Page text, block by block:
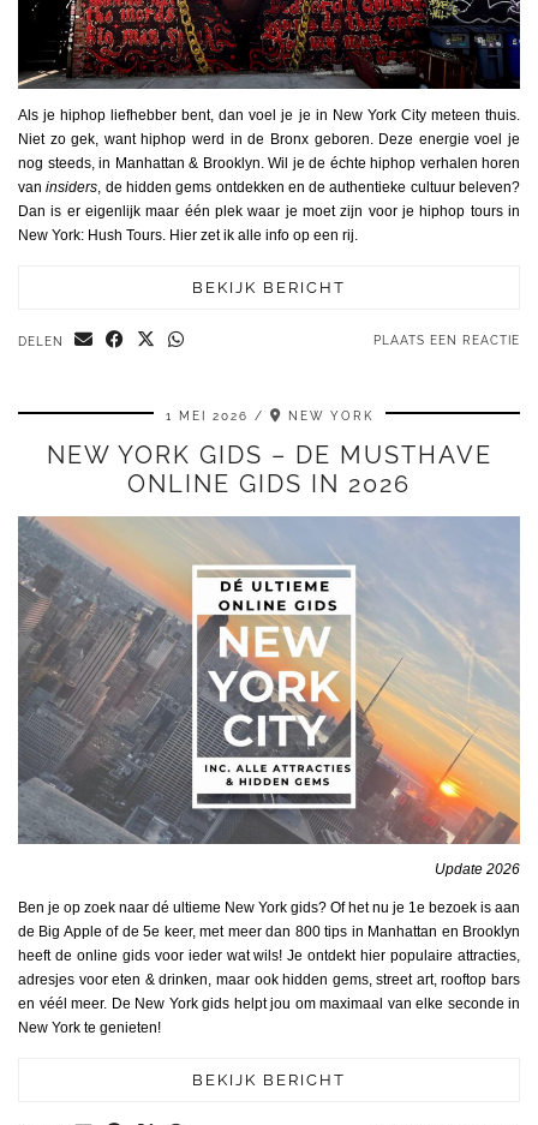
Als je hiphop liefhebber bent, dan voel je je in New York City meteen thuis.
Niet zo gek, want hiphop werd in de Bronx geboren. Deze energie voel je
nog steeds, in Manhattan & Brooklyn. Wil je de échte hiphop verhalen horen
vaninsiders , de hidden gems ontdekken en de authentieke cultuur beleven?
Dan is er eigenlijk maar één plek waar je moet zijn voor je hiphop tours in
New York: Hush Tours. Hier zet ik alle info op een rij.
BEKIJK BERICHT
DELEN PLAATS EEN REACTIE
1 MEI 2026 NEW YORK
NEW YORK GIDS – DE MUSTHAVE
ONLINE GIDS IN 2026
Update 2026
Ben je op zoek naar dé ultieme New York gids? Of het nu je 1e bezoek is aan
de Big Apple of de 5e keer, met meer dan 800 tips in Manhattan en Brooklyn
heeft de online gids voor ieder wat wils! Je ontdekt hier populaire attracties,
adresjes voor eten & drinken, maar ook hidden gems, street art, rooftop bars
en véél meer. De New York gids helpt jou om maximaal van elke seconde in
New York te genieten!
BEKIJK BERICHT